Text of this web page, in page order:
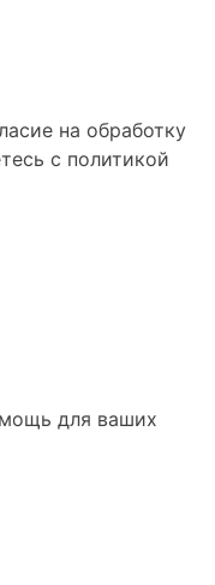
на обработку
c политикой
для ваших